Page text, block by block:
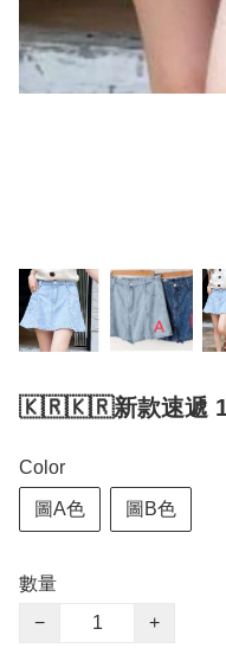
🇰🇷🇰🇷新款速遞
Color
圖A色 圖B色
數量
−
+